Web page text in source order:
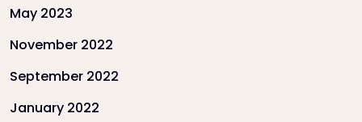
May 2023
November 2022
September 2022
January 2022